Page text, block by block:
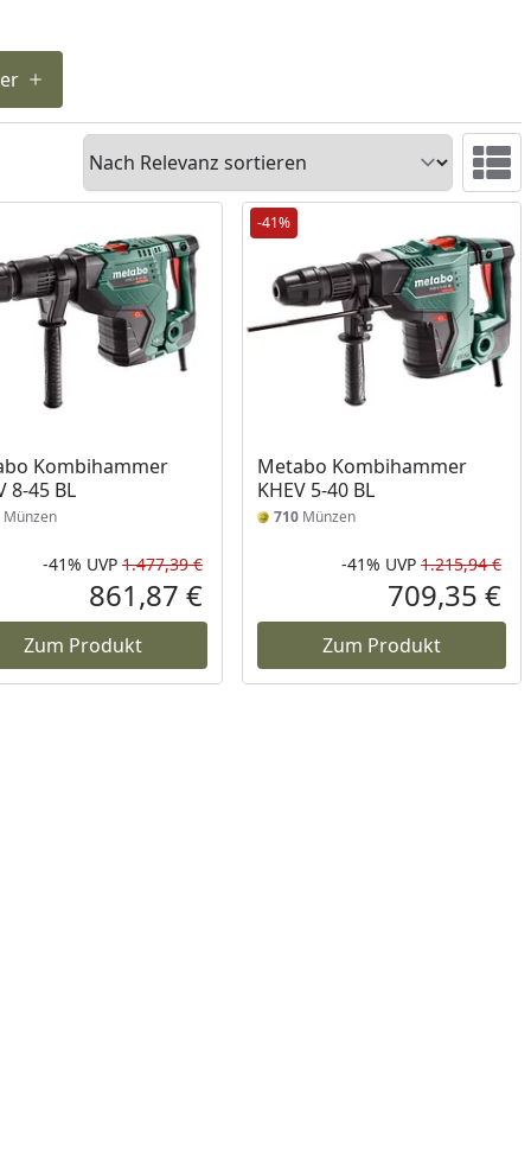
Sortieren
Kombihammer
8-45 BL
Münzen
Rabatt in Prozent
-41%
Ursprünglicher Preis
UVP 1.477,39 €
Aktueller Preis
861,87 €
Zum Produkt
-41%
Metabo Kombihammer
KHEV 5-40 BL
710 Münzen
-41% UVP 1.215,94 €
709,35 €
Zum Produkt